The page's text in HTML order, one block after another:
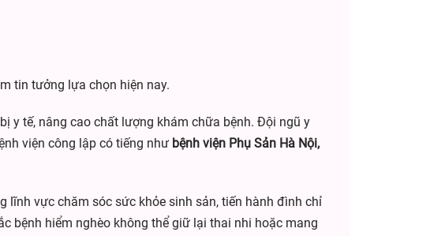
tin tưởng lựa chọn hiện nay.
y tế, nâng cao chất lượng khám chữa bệnh. Đội ngũ y
viện công lập có tiếng như bệnh viện Phụ Sản Hà Nội,
lĩnh vực chăm sóc sức khỏe sinh sản, tiến hành đình chỉ
bệnh hiểm nghèo không thể giữ lại thai nhi hoặc mang